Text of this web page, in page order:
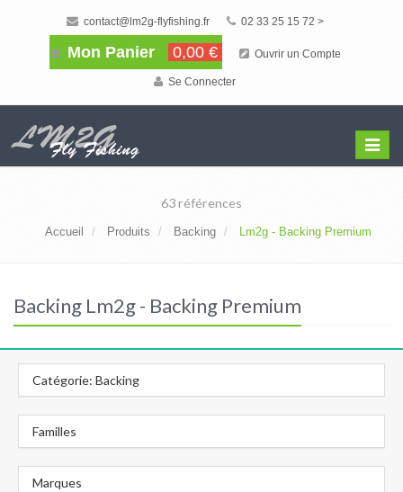
contact@lm2g-flyfishing.fr 02 33 25 15 72 >
Mon Panier 0,00 € Ouvrir un Compte
Se Connecter
Menu
63 références
Accueil Produits Backing Lm2g - Backing Premium
Backing Lm2g - Backing Premium
Catégorie: Backing
Familles
Marques